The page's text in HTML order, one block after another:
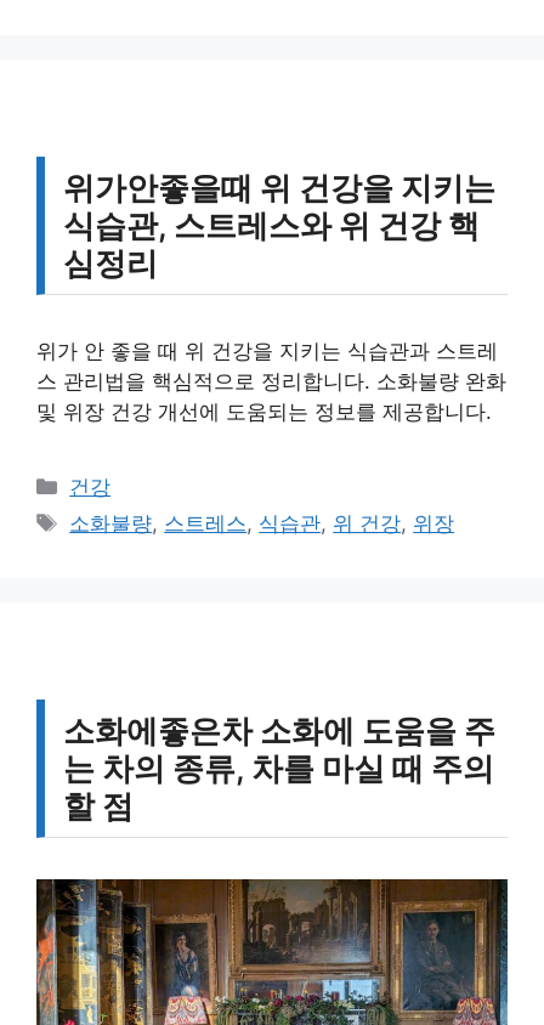
위가안좋을때 위 건강을 지키는
식습관, 스트레스와 위 건강 핵
심정리
위가 안 좋을 때 위 건강을 지키는 식습관과 스트레
스 관리법을 핵심적으로 정리합니다. 소화불량 완화
및 위장 건강 개선에 도움되는 정보를 제공합니다.
카
테
건강
태
소화불량, 스트레스, 식습관, 위 건강, 위장
소화에좋은차 소화에 도움을 주
는 차의 종류, 차를 마실 때 주의
할 점